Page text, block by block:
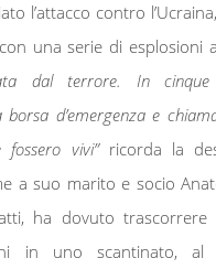
l’attacco contro
una serie di esplosioni
dal terrore. In
d’emergenza e
fossero vivi” ricorda la
a suo marito e socio
ha dovuto trascorrere i
in uno scantinato, al